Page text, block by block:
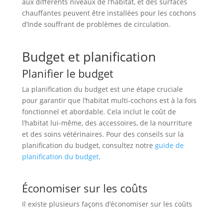
aux différents niveaux de l’habitat, et des surfaces
chauffantes peuvent être installées pour les cochons
d’Inde souffrant de problèmes de circulation.
Budget et planification
Planifier le budget
La planification du budget est une étape cruciale
pour garantir que l’habitat multi-cochons est à la fois
fonctionnel et abordable. Cela inclut le coût de
l’habitat lui-même, des accessoires, de la nourriture
et des soins vétérinaires. Pour des conseils sur la
planification du budget, consultez notre guide de
planification du budget.
Économiser sur les coûts
Il existe plusieurs façons d’économiser sur les coûts